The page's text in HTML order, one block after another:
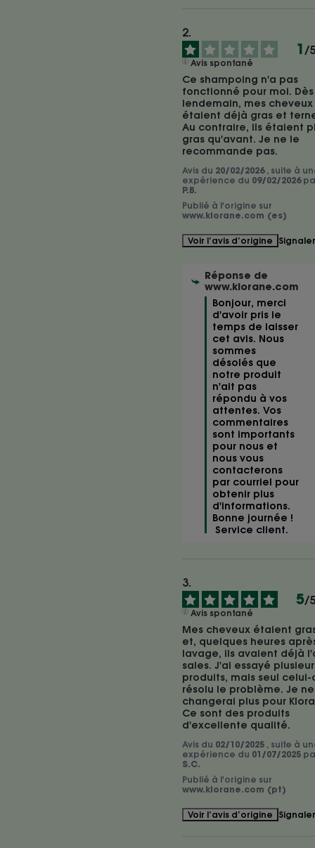
1/5
Avis spontané
Ce shampoing n'a pas
fonctionné pour moi.
lendemain, mes cheveux
étaient déjà gras et
Au contraire, ils étaient
gras qu'avant. Je ne le
recommande pas.
Avis du 20/02/2026 , suite à
expérience du 09/02/2026
P.B.
Publié à l'origine sur
www.klorane.com (es)
Voir l’avis d’origine Signaler
Réponse de
www.klorane.com
Bonjour, merci
d'avoir pris le
temps de laisser
cet avis. Nous
sommes
désolés que
notre produit
n'ait pas
répondu à vos
attentes. Vos
commentaires
sont importants
pour nous et
nous vous
contacterons
par courriel pour
obtenir plus
d'informations.
Bonne journée !
Service client.
5/5
Avis spontané
Mes cheveux étaient
et, quelques heures
lavage, ils avaient déjà
sales. J'ai essayé
produits, mais seul celui-
résolu le problème. Je ne
changerai plus pour
Ce sont des produits
d'excellente qualité.
Avis du 02/10/2025 , suite à
expérience du 01/07/2025
S.C.
Publié à l'origine sur
www.klorane.com (pt)
Voir l’avis d’origine Signaler